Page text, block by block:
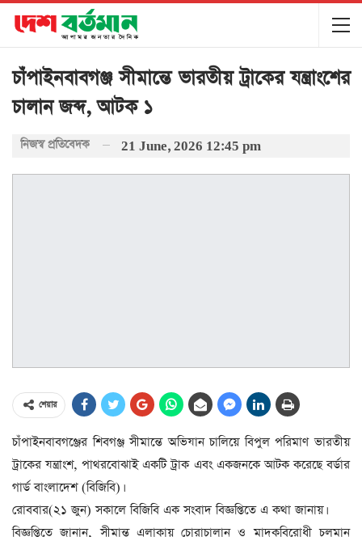
চাঁপাইনবাবগঞ্জ সীমান্তে ভারতীয় ট্রাকের যন্ত্রাংশের
চালান জব্দ, আটক ১
নিজস্ব প্রতিবেদক 21 June, 2026 12:45 pm
শেয়ার
চাঁপাইনবাবগঞ্জের শিবগঞ্জ সীমান্তে অভিযান চালিয়ে বিপুল পরিমাণ ভারতীয়
ট্রাকের যন্ত্রাংশ, পাথরবোঝাই একটি ট্রাক এবং একজনকে আটক করেছে বর্ডার
গার্ড বাংলাদেশ (বিজিবি)।
রোববার(২১ জুন) সকালে বিজিবি এক সংবাদ বিজ্ঞপ্তিতে এ কথা জানায়।
বিজ্ঞপ্তিতে জানান, সীমান্ত এলাকায় চোরাচালান ও মাদকবিরোধী চলমান